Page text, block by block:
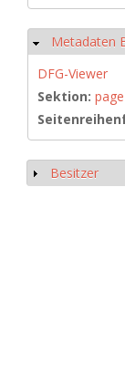
Hide
Metadaten
DFG-Viewer
Sektion: page
Show
Besitzer